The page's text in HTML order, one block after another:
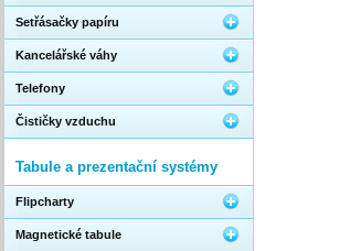
Setřásačky papíru
Kancelářské váhy
Telefony
Čističky vzduchu
Tabule a prezentační systémy
Flipcharty
Magnetické tabule